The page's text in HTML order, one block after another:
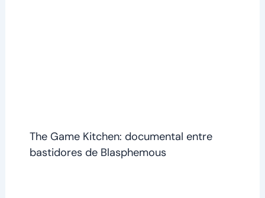
The Game Kitchen: documental entre
bastidores de Blasphemous